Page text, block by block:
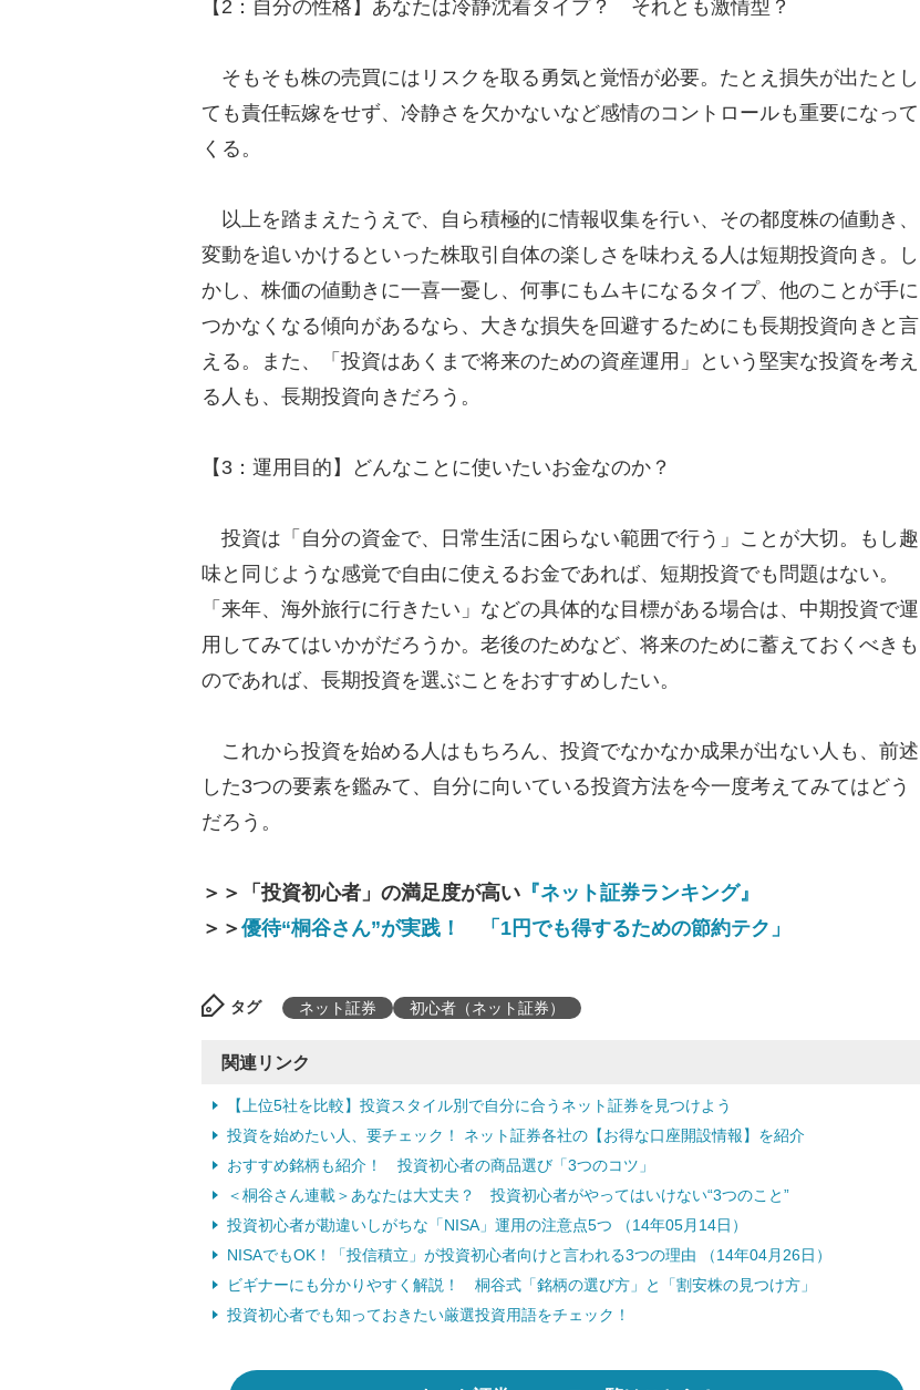
【2：自分の性格】あなたは冷静沈着タイプ？ それとも激情型？
そもそも株の売買にはリスクを取る勇気と覚悟が必要。たとえ損失が出たとし
ても責任転嫁をせず、冷静さを欠かないなど感情のコントロールも重要になって
くる。
以上を踏まえたうえで、自ら積極的に情報収集を行い、その都度株の値動き、
変動を追いかけるといった株取引自体の楽しさを味わえる人は短期投資向き。し
かし、株価の値動きに一喜一憂し、何事にもムキになるタイプ、他のことが手に
つかなくなる傾向があるなら、大きな損失を回避するためにも長期投資向きと言
える。また、「投資はあくまで将来のための資産運用」という堅実な投資を考え
る人も、長期投資向きだろう。
【3：運用目的】どんなことに使いたいお金なのか？
投資は「自分の資金で、日常生活に困らない範囲で行う」ことが大切。もし趣
味と同じような感覚で自由に使えるお金であれば、短期投資でも問題はない。
「来年、海外旅行に行きたい」などの具体的な目標がある場合は、中期投資で運
用してみてはいかがだろうか。老後のためなど、将来のために蓄えておくべきも
のであれば、長期投資を選ぶことをおすすめしたい。
これから投資を始める人はもちろん、投資でなかなか成果が出ない人も、前述
した3つの要素を鑑みて、自分に向いている投資方法を今一度考えてみてはどう
だろう。
＞＞「投資初心者」の満足度が高い 『ネット証券ランキング』
＞＞優待“桐谷さん”が実践！ 「1円でも得するための節約テク」
タグ ネット証券 初心者（ネット証券）
関連リンク
【上位5社を比較】投資スタイル別で自分に合うネット証券を見つけよう
投資を始めたい人、要チェック！ ネット証券各社の【お得な口座開設情報】を紹介
おすすめ銘柄も紹介！ 投資初心者の商品選び「3つのコツ」
＜桐谷さん連載＞あなたは大丈夫？ 投資初心者がやってはいけない“3つのこと”
投資初心者が勘違いしがちな「NISA」運用の注意点5つ （14年05月14日）
NISAでもOK！「投信積立」が投資初心者向けと言われる3つの理由 （14年04月26日）
ビギナーにも分かりやすく解説！ 桐谷式「銘柄の選び方」と「割安株の見つけ方」
投資初心者でも知っておきたい厳選投資用語をチェック！